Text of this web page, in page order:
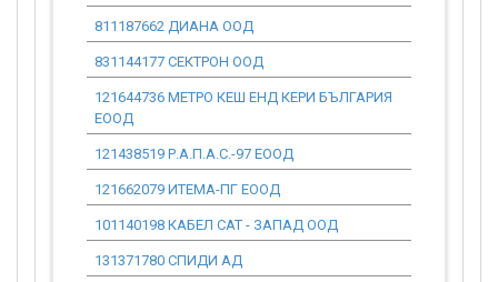
811187662 ДИАНА ООД
831144177 СЕКТРОН ООД
121644736 МЕТРО КЕШ ЕНД КЕРИ БЪЛГАРИЯ
ЕООД
121438519 Р.А.П.А.С.-97 ЕООД
121662079 ИТЕМА-ПГ ЕООД
101140198 КАБЕЛ САТ - ЗАПАД ООД
131371780 СПИДИ АД